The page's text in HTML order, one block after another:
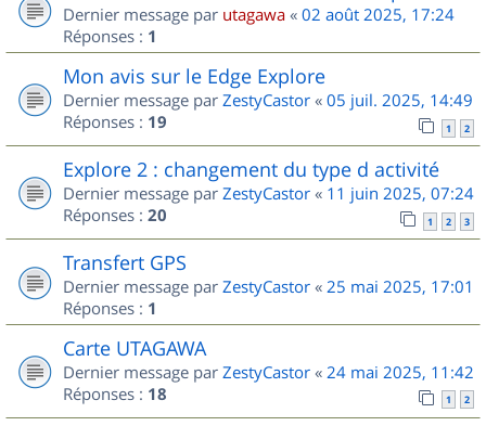
Dernier message par utagawa « 02 août 2025, 17:24
Réponses : 1
Mon avis sur le Edge Explore
Dernier message par ZestyCastor « 05 juil. 2025, 14:49
Réponses : 19 1 2
Explore 2 : changement du type d activité
Dernier message par ZestyCastor « 11 juin 2025, 07:24
Réponses : 20 1 2 3
Transfert GPS
Dernier message par ZestyCastor « 25 mai 2025, 17:01
Réponses : 1
Carte UTAGAWA
Dernier message par ZestyCastor « 24 mai 2025, 11:42
Réponses : 18 1 2